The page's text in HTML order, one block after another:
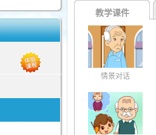
教学课件
情景对话